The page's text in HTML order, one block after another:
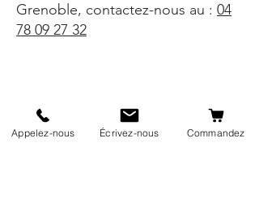
Grenoble, contactez-nous au : 04
78 09 27 32
Appelez-nous Écrivez-nous Commandez